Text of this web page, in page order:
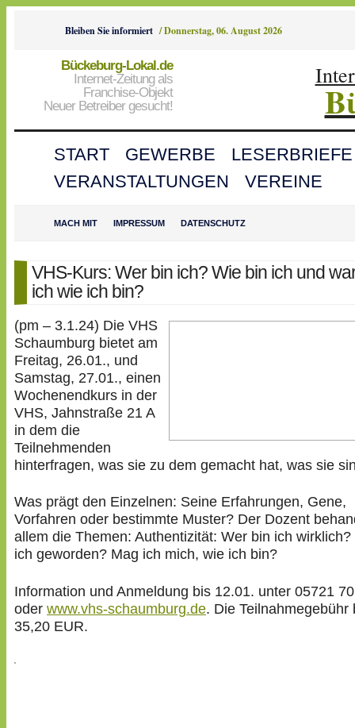
Bleiben Sie informiert /Donnerstag, 06. August 2026
Bückeburg-Lokal.de
Internet-Zeitung als
Franchise-Objekt
Neuer Betreiber gesucht!
START GEWERBE
LESERBRIEFE
VERANSTALTUNGEN
VEREINE
MACH MIT IMPRESSUM DATENSCHUTZ
VHS-Kurs: Wer bin ich? Wie bin ich und
ich wie ich bin?
(pm – 3.1.24) Die VHS
Schaumburg bietet am
Freitag, 26.01., und
Samstag, 27.01., einen
Wochenendkurs in der
VHS, Jahnstraße 21 A
in dem die
Teilnehmenden
hinterfragen, was sie zu dem gemacht hat, was sie
Was prägt den Einzelnen: Seine Erfahrungen, Gene,
Vorfahren oder bestimmte Muster? Der Dozent
allem die Themen: Authentizität: Wer bin ich wirklich?
ich geworden? Mag ich mich, wie ich bin?
Information und Anmeldung bis 12.01. unter 05721
oder www.vhs-schaumburg.de. Die Teilnahmegebühr
35,20 EUR.